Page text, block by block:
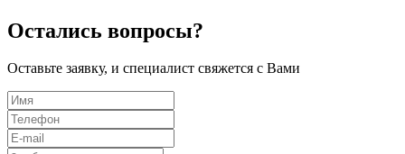
Остались вопросы?
Оставьте заявку, и специалист свяжется с Вами